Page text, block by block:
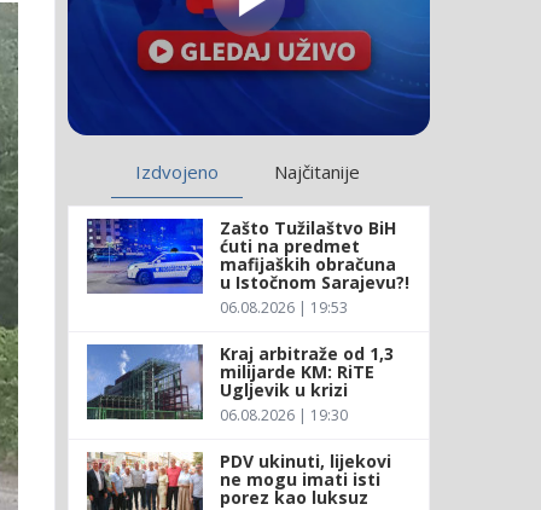
Izdvojeno Najčitanije
Zašto Tužilaštvo BiH
ćuti na predmet
mafijaških obračuna
u Istočnom Sarajevu?!
06.08.2026 | 19:53
Kraj arbitraže od 1,3
milijarde KM: RiTE
Ugljevik u krizi
06.08.2026 | 19:30
PDV ukinuti, lijekovi
ne mogu imati isti
porez kao luksuz